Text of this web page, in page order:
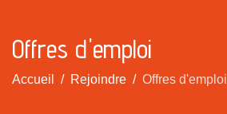
Offres d'emploi
Accueil Rejoindre Offres d'emploi